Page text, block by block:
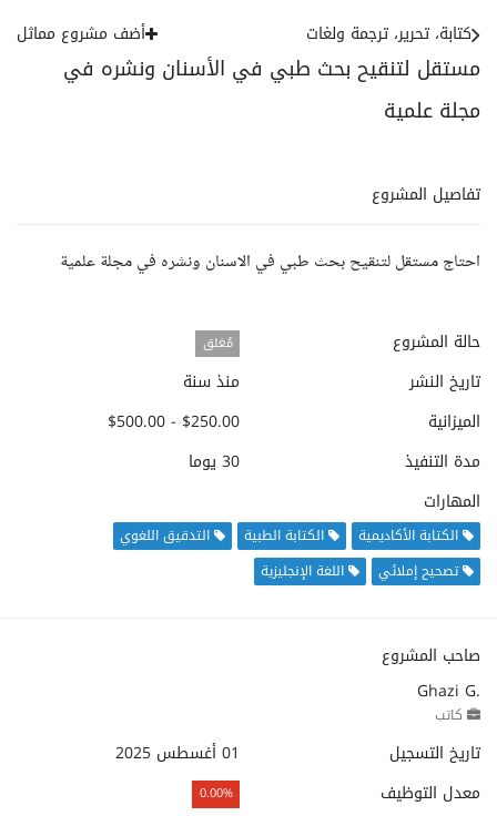
مستقل لتنقيح بحث طبي في الأسنان ونشره في
مجلة علمية
كتابة، تحرير، ترجمة ولغات أضف مشروع مماثل
تفاصيل المشروع
احتاج مستقل لتنقيح بحث طبي في الاسنان ونشره في مجلة علمية
حالة المشروع مُغلق
تاريخ النشر
منذ سنة
الميزانية
$250.00 - $500.00
مدة التنفيذ
30 يوما
المهارات
الكتابة الأكاديمية الكتابة الطبية
التدقيق اللغوي
تصحيح إملائي
اللغة الإنجليزية
صاحب المشروع
Ghazi G.
كاتب
تاريخ التسجيل
01 أغسطس 2025
معدل التوظيف
0.00%